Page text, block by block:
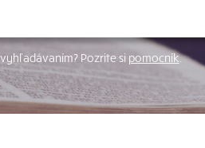
Pozrite si pomocník.